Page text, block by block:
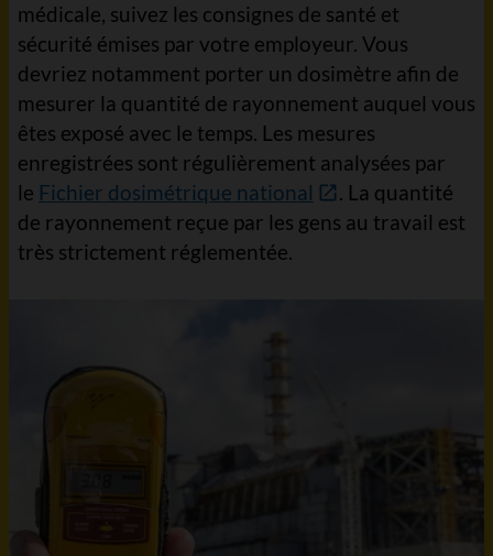
médicale, suivez les consignes de santé et
sécurité émises par votre employeur. Vous
devriez notamment porter un dosimètre afin de
mesurer la quantité de rayonnement auquel vous
êtes exposé avec le temps. Les mesures
enregistrées sont régulièrement analysées par
le Fichier dosimétrique national
. La quantité
de rayonnement reçue par les gens au travail est
très strictement réglementée.